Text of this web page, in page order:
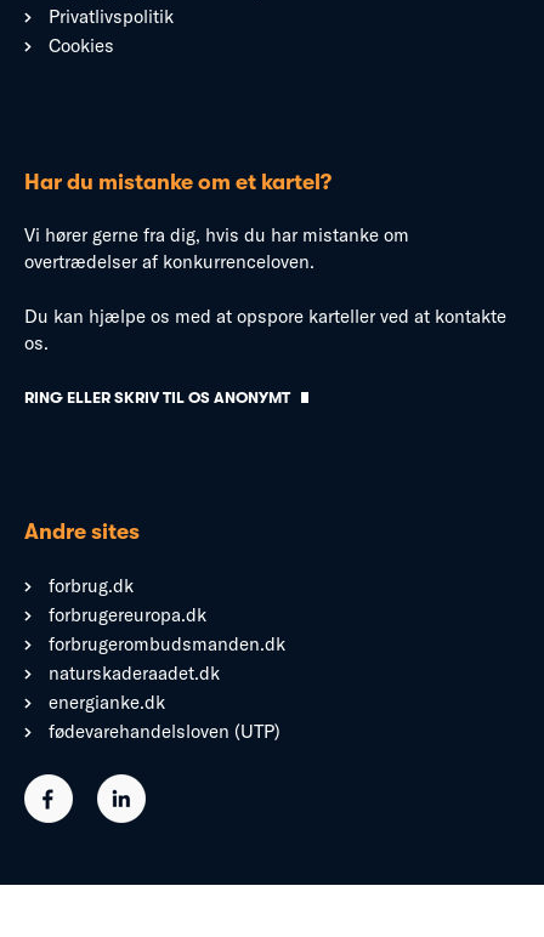
Privatlivspolitik
Cookies
Har du mistanke om et kartel?
Vi hører gerne fra dig, hvis du har mistanke om
overtrædelser af konkurrenceloven.
Du kan hjælpe os med at opspore karteller ved at kontakte
os.
RING ELLER SKRIV TIL OS ANONYMT
Andre sites
forbrug.dk
forbrugereuropa.dk
forbrugerombudsmanden.dk
naturskaderaadet.dk
energianke.dk
fødevarehandelsloven (UTP)